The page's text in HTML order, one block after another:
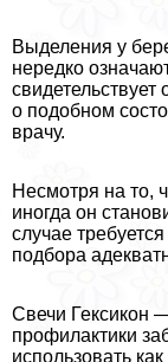
Выделения у
нередко
о подобном
врачу.
Несмотря на то,
иногда он
случае
подбора
Свечи Гексикон
профилактики
использовать